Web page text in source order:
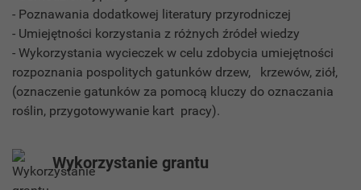
- Poznawania dodatkowej literatury przyrodniczej
- Umiejętności korzystania z różnych źródeł wiedzy
- Wykorzystania wycieczek w celu zdobycia umiejętności
rozpoznania pospolitych gatunków drzew, krzewów, ziół,
(oznaczenie gatunków za pomocą kluczy do oznaczania
roślin, przygotowywanie kart pracy).
Wykorzystanie grantu